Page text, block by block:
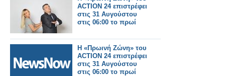
ACTION 24 επιστρέφει
στις 31 Αυγούστου
στις 06:00 το πρωί
Η «Πρωινή Ζώνη» του
ACTION 24 επιστρέφει
στις 31 Αυγούστου
στις 06:00 το πρωί